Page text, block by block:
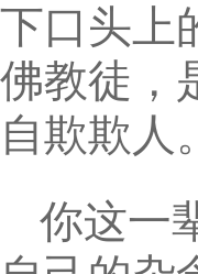
下口头上
佛教徒，
自欺欺人。
你这一